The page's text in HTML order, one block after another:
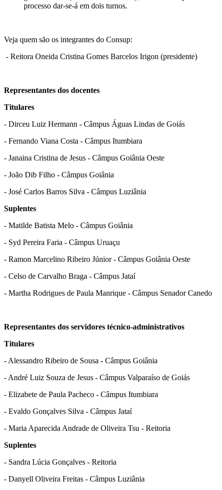
processo dar-se-á em dois turnos.
Veja quem são os integrantes do Consup:
- Reitora Oneida Cristina Gomes Barcelos Irigon (presidente)
Representantes dos docentes
Titulares
- Dirceu Luiz Hermann - Câmpus Águas Lindas de Goiás
- Fernando Viana Costa - Câmpus Itumbiara
- Janaina Cristina de Jesus - Câmpus Goiânia Oeste
- João Dib Filho - Câmpus Goiânia
- José Carlos Barros Silva - Câmpus Luziânia
Suplentes
- Matilde Batista Melo - Câmpus Goiânia
- Syd Pereira Faria - Câmpus Uruaçu
- Ramon Marcelino Ribeiro Júnior - Câmpus Goiânia Oeste
- Celso de Carvalho Braga - Câmpus Jataí
- Martha Rodrigues de Paula Manrique - Câmpus Senador Canedo
Representantes dos servidores técnico-administrativos
Titulares
- Alessandro Ribeiro de Sousa - Câmpus Goiânia
- André Luiz Souza de Jesus - Câmpus Valparaíso de Goiás
- Elizabete de Paula Pacheco - Câmpus Itumbiara
- Evaldo Gonçalves Silva - Câmpus Jataí
- Maria Aparecida Andrade de Oliveira Tsu - Reitoria
Suplentes
- Sandra Lúcia Gonçalves - Reitoria
- Danyell Oliveira Freitas - Câmpus Luziânia